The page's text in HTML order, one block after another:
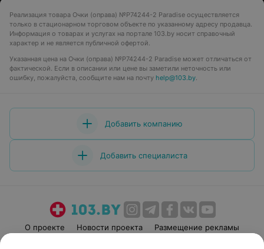
Реализация товара Очки (оправа) №P74244-2 Paradise осуществляется
только в стационарном торговом объекте по указанному адресу продавца.
Информация о товарах и услугах на портале 103.by носит справочный
характер и не является публичной офертой.
Указанная цена на Очки (оправа) №P74244-2 Paradise может отличаться от
фактической. Если в описании или цене вы заметили неточность или
ошибку, пожалуйста, сообщите нам на почту help@103.by.
Добавить компанию
Добавить специалиста
О проекте Новости проекта
Размещение рекламы